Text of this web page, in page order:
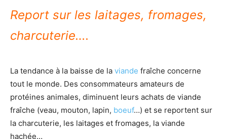
Report sur les laitages, fromages,
charcuterie….
La tendance à la baisse de la viande fraîche concerne
tout le monde. Des consommateurs amateurs de
protéines animales, diminuent leurs achats de viande
fraîche (veau, mouton, lapin, boeuf…) et se reportent sur
la charcuterie, les laitages et fromages, la viande
hachée…